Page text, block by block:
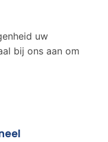
uw
bij ons aan om